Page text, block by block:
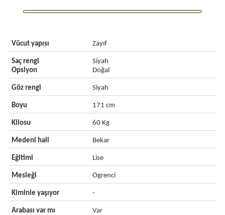
Vücut yapısı Zayıf
Saç rengi
Opsiyon
Siyah
Doğal
Göz rengi Siyah
Boyu 171 cm
Kilosu 60 Kg
Medeni hali Bekar
Eğitimi Lise
Mesleği Ögrenci
Kiminle yaşıyor -
Arabası var mı Var